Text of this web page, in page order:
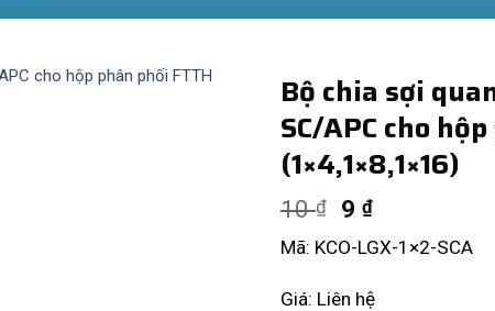
Bộ chia sợi
SC/APC cho
(1×4,1×8,1×16)
10₫ 9 ₫
Mã: KCO-LGX-1×2-SCA
Giá: Liên hệ